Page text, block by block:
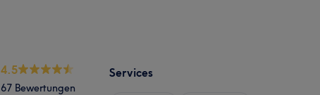
4.5
67 Bewertungen
Services